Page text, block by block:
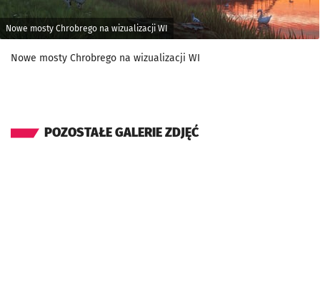
Nowe mosty Chrobrego na wizualizacji WI
Nowe mosty Chrobrego na wizualizacji WI
POZOSTAŁE GALERIE ZDJĘĆ